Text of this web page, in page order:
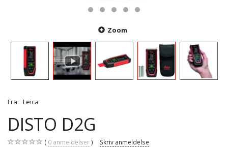
Zoom
Fra: Leica
DISTO D2G
0 anmeldelser Skriv anmeldelse